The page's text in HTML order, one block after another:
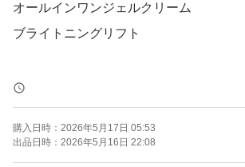
オールインワンジェルクリーム
ブライトニングリフト
内容量 : 55g
防水対策+ゆうパケットの簡易包装で発
などが生じる場合がございますので、
購入日時： 2026年5月17日 05:53
出品日時： 2026年5月16日 22:08